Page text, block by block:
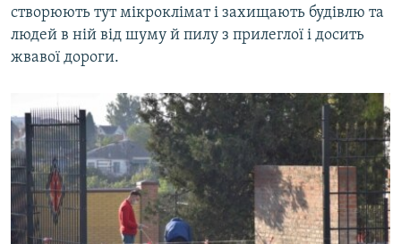
створюють тут мікроклімат і захищають будівлю та
людей в ній від шуму й пилу з прилеглої і досить
жвавої дороги.